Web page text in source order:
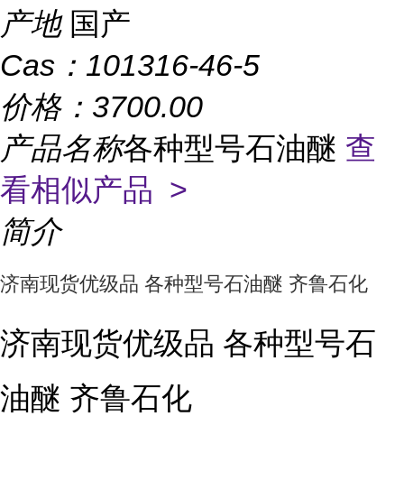
产地 国产
Cas： 101316-46-5
价格： 3700.00
产品名称各种型号石油醚 查
看相似产品 >
简介
济南现货优级品 各种型号石油醚 齐鲁石化
济南现货优级品 各种型号石
油醚 齐鲁石化